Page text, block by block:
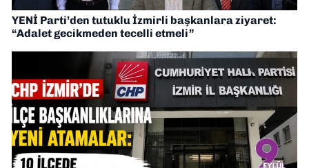
YENİ Parti’den tutuklu İzmirli başkanlara ziyaret:
“Adalet gecikmeden tecelli etmeli”